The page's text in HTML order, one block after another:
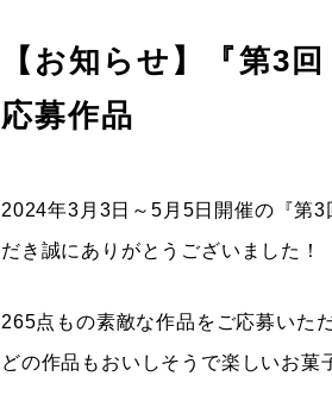
【お知らせ】『第3
応募作品
2024年3月3日～5月5日開催の『第
だき誠にありがとうございました！
265点もの素敵な作品をご応募いた
どの作品もおいしそうで楽しいお菓